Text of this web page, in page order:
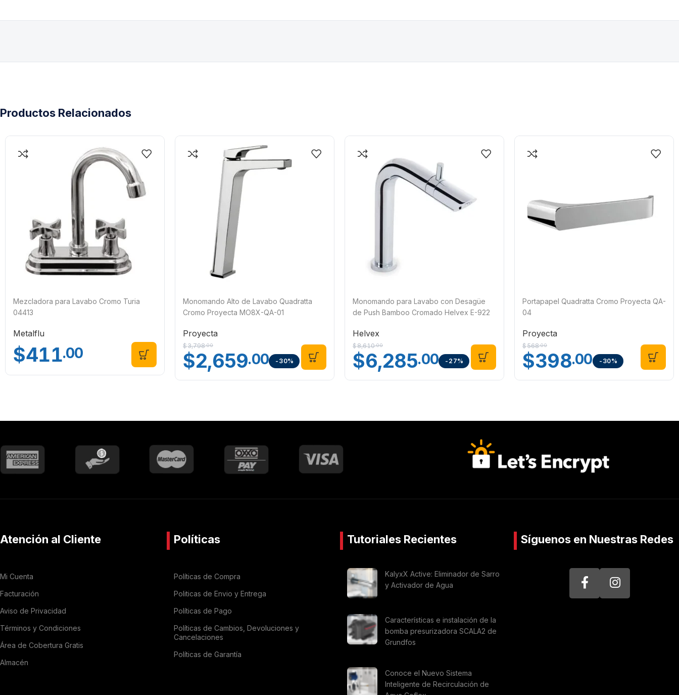
Productos Relacionados
Mezcladora para Lavabo Cromo Turia
04413
Metalflu
$411.00
Monomando Alto de Lavabo Quadratta
Cromo Proyecta MO8X-QA-01
Proyecta
$3,798.00
$2,659.00 -30%
Monomando para Lavabo con Desagüe
de Push Bamboo Cromado Helvex E-922
Helvex
$8,610.00
$6,285.00 -27%
Portapapel Quadratta Cromo Proyecta QA-
04
Proyecta
$568.00
$398.00 -30%
Atención al Cliente
Mi Cuenta
Facturación
Aviso de Privacidad
Términos y Condiciones
Área de Cobertura Gratis
Almacén
Políticas
Políticas de Compra
Politicas de Envio y Entrega
Políticas de Pago
Políticas de Cambios, Devoluciones y
Cancelaciones
Políticas de Garantía
Tutoriales Recientes
KalyxX Active: Eliminador de Sarro
y Activador de Agua
Características e instalación de la
bomba presurizadora SCALA2 de
Grundfos
Conoce el Nuevo Sistema
Inteligente de Recirculación de
Síguenos en Nuestras Redes